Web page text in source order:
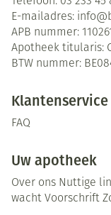
E-mailadres: info@
APB nummer: 110261
Apotheek titularis:
BTW nummer:
Klantenservice
FAQ
Uw apotheek
Over ons Nuttige
wacht Voorschrift